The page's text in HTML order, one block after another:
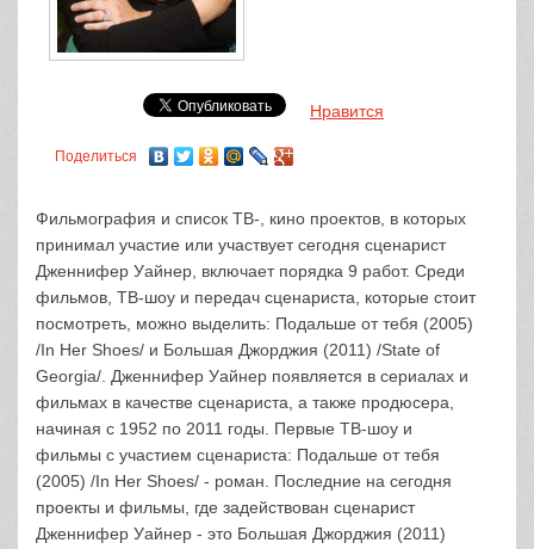
Нравится
Поделиться
Фильмография и список ТВ-, кино проектов, в которых
принимал участие или участвует сегодня сценарист
Дженнифер Уайнер, включает порядка 9 работ. Среди
фильмов, ТВ-шоу и передач сценариста, которые стоит
посмотреть, можно выделить: Подальше от тебя (2005)
/In Her Shoes/ и Большая Джорджия (2011) /State of
Georgia/. Дженнифер Уайнер появляется в сериалах и
фильмах в качестве сценариста, а также продюсера,
начиная с 1952 по 2011 годы. Первые ТВ-шоу и
фильмы с участием сценариста: Подальше от тебя
(2005) /In Her Shoes/ - роман. Последние на сегодня
проекты и фильмы, где задействован сценарист
Дженнифер Уайнер - это Большая Джорджия (2011)